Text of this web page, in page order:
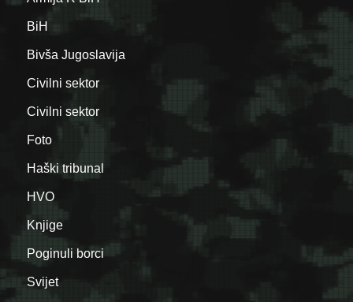
BiH
Bivša Jugoslavija
Civilni sektor
Civilni sektor
Foto
Haški tribunal
HVO
Knjige
Poginuli borci
Svijet